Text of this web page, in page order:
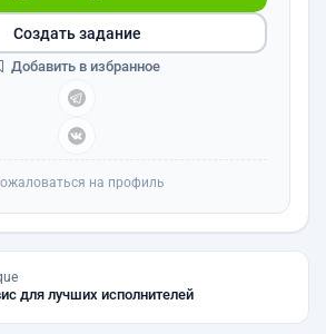
Создать задание
Добавить в избранное
на профиль
для лучших исполнителей